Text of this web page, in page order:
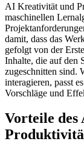
AI Kreativität und
maschinellen
damit, dass das
gefolgt von der
Inhalte, die auf den
zugeschnitten sind.
interagieren, passt
Vorschläge und
Vorteile